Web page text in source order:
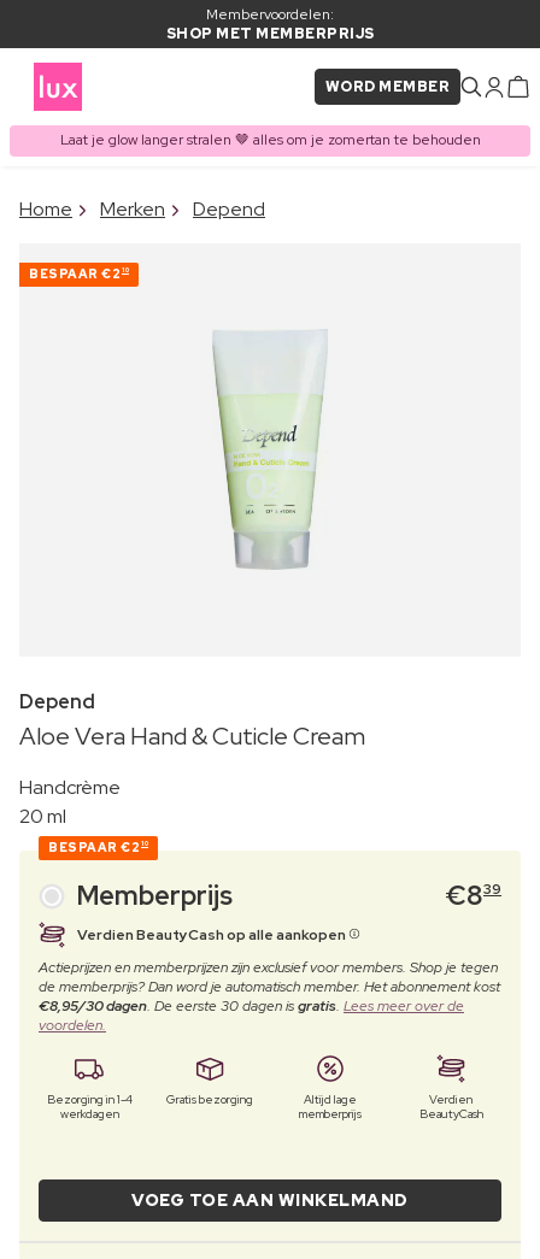
Membervoordelen:
SHOP MET MEMBERPRIJS
WORD MEMBER
Laat je glow langer stralen 🤎 alles om je zomertan te behouden
ITEM TOEGEVOEGD AAN
Vaak samen gekocht met
Home Merken Depend
BESPAAR €2 10
Depend
Aloe Vera Hand & Cuticle Cream
Handcrème
20 ml
BESPAAR €2 10
Memberprijs €839
Verdien BeautyCash op alle aankopen
Actieprijzen en memberprijzen zijn exclusief voor members. Shop je tegen
de memberprijs? Dan word je automatisch member. Het abonnement kost
€8,95/30 dagen. De eerste 30 dagen isgratis. Lees meer over de
voordelen.
Bezorging in 1-4
werkdagen
Gratis bezorging
Altijd lage
memberprijs
Verdien
BeautyCash
VOEG TOE AAN WINKELMAND